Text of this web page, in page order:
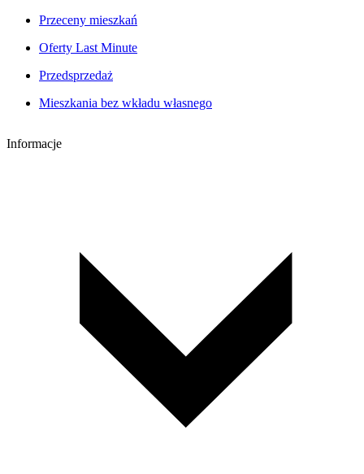
Przeceny mieszkań
Oferty Last Minute
Przedsprzedaż
Mieszkania bez wkładu własnego
Informacje